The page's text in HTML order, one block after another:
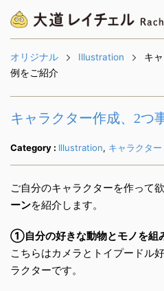
オリジナル Illustration
キ
例をご紹介
キャラクター作成、2つ
Category : Illustration, キャラクター
ご自分のキャラクターを作って
ーンを紹介します。
①自分の好きな動物とモノを組
こちらはカメラとトイプードル
ラクターです。